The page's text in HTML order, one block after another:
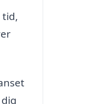
tid,